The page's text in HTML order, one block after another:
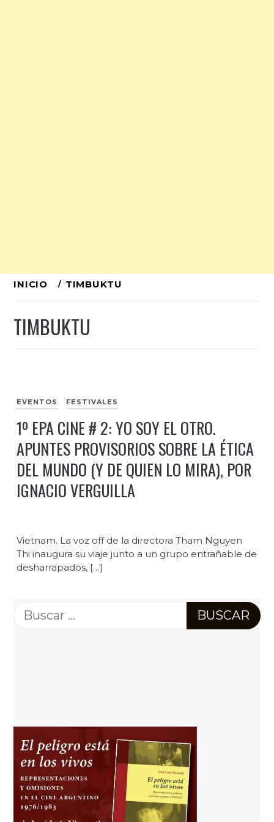
Ir
contenido
INICIO TIMBUKTU
TIMBUKTU
EVENTOS FESTIVALES
1º EPA CINE # 2: YO SOY EL OTRO.
APUNTES PROVISORIOS SOBRE LA ÉTICA
DEL MUNDO (Y DE QUIEN LO MIRA), POR
IGNACIO VERGUILLA
Vietnam. La voz off de la directora Tham Nguyen
Thi inaugura su viaje junto a un grupo entrañable de
desharrapados, […]
Buscar: